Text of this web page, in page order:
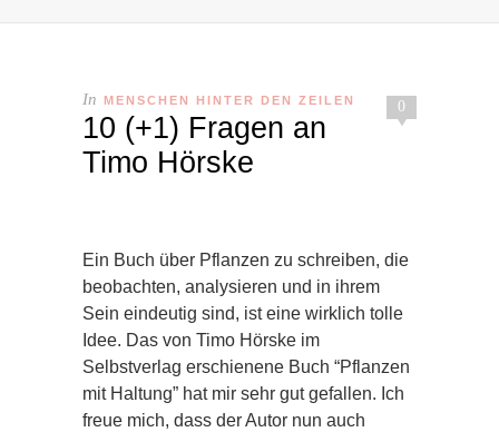
0
In MENSCHEN HINTER DEN ZEILEN
10 (+1) Fragen an
Timo Hörske
Ein Buch über Pflanzen zu schreiben, die
beobachten, analysieren und in ihrem
Sein eindeutig sind, ist eine wirklich tolle
Idee. Das von Timo Hörske im
Selbstverlag erschienene Buch “Pflanzen
mit Haltung” hat mir sehr gut gefallen. Ich
freue mich, dass der Autor nun auch